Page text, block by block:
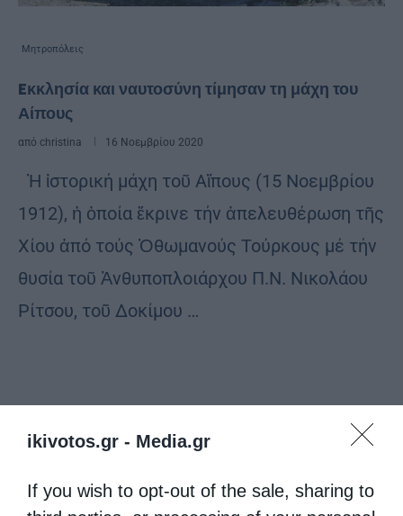
ikivotos.gr - Media.gr
If you wish to opt-out of the sale, sharing to
Μητροπόλεις
Eκκλησία και ναυτοσύνη τίμησαν τη μάχη του
Αίπους
από christina 16 Νοεμβρίου 2020
Ἡ ἱστορική μάχη τοῦ Αἴπους (15 Νοεμβρίου
1912), ἡ ὁποία ἔκρινε τήν ἀπελευθέρωση τῆς
Χίου ἀπό τούς Ὀθωμανούς Τούρκους μέ τήν
θυσία τοῦ Ἀνθυποπλοιάρχου Π.Ν. Νικολάου
Ρίτσου, τοῦ Δοκίμου …